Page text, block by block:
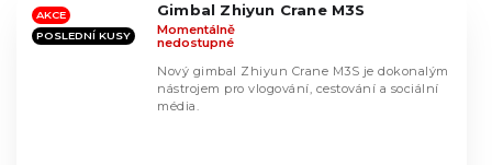
hvězdiček.
AKCE
POSLEDNÍ KUSY
Gimbal Zhiyun Crane M3S
Momentálně
nedostupné
Nový gimbal Zhiyun Crane M3S je dokonalým
nástrojem pro vlogování, cestování a sociální
média.